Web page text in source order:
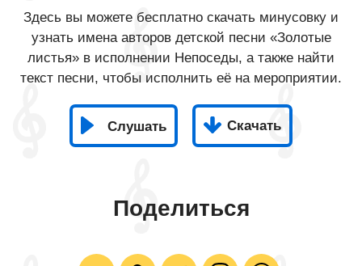
Здесь вы можете бесплатно скачать минусовку и
узнать имена авторов детской песни «Золотые
листья» в исполнении Непоседы, а также найти
текст песни, чтобы исполнить её на мероприятии.
Слушать Скачать
Поделиться